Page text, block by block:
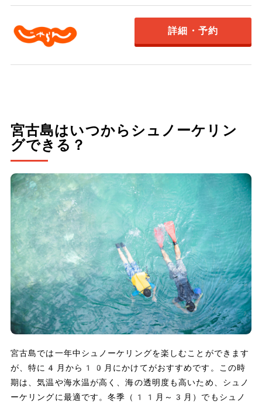
詳細・予約
宮古島はいつからシュノーケリン
グできる？
宮古島では一年中シュノーケリングを楽しむことができます
が、特に4月から10月にかけてがおすすめです。この時
期は、気温や海水温が高く、海の透明度も高いため、シュノ
ーケリングに最適です。冬季（11月～3月）でもシュノ